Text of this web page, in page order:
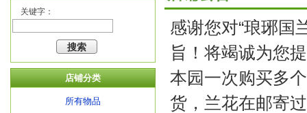
关键字：
店铺分类
所有物品
感谢您对“琅琊国
旨！将竭诚为您
本园一次购买多
货，兰花在邮寄